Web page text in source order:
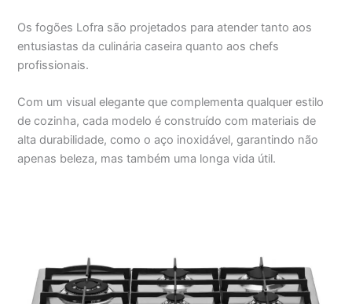
Os fogões Lofra são projetados para atender tanto aos
entusiastas da culinária caseira quanto aos chefs
profissionais.
Com um visual elegante que complementa qualquer estilo
de cozinha, cada modelo é construído com materiais de
alta durabilidade, como o aço inoxidável, garantindo não
apenas beleza, mas também uma longa vida útil.